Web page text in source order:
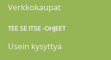
Verkkokaupat
TEE SE ITSE -OHJEET
Usein kysyttyä